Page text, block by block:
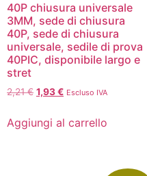
40P chiusura universale
3MM, sede di chiusura
40P, sede di chiusura
universale, sedile di prova
40PIC, disponibile largo e
stret
2,21€ 1,93€ Escluso IVA
Aggiungi al carrello